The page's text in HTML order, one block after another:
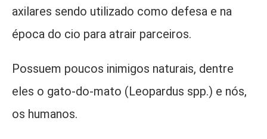
axilares sendo utilizado como defesa e na
época do cio para atrair parceiros.
Possuem poucos inimigos naturais, dentre
eles o gato-do-mato (Leopardus spp.) e nós,
os humanos.